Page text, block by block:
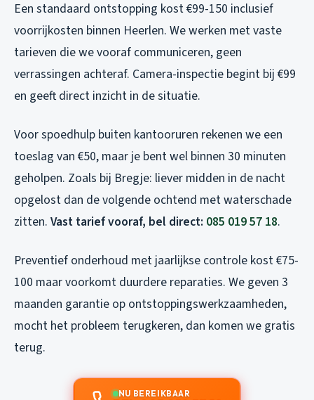
Een standaard ontstopping kost €99-150 inclusief
voorrijkosten binnen Heerlen. We werken met vaste
tarieven die we vooraf communiceren, geen
verrassingen achteraf. Camera-inspectie begint bij €99
en geeft direct inzicht in de situatie.
Voor spoedhulp buiten kantooruren rekenen we een
toeslag van €50, maar je bent wel binnen 30 minuten
geholpen. Zoals bij Bregje: liever midden in de nacht
opgelost dan de volgende ochtend met waterschade
zitten. Vast tarief vooraf, bel direct: 085 019 57 18.
Preventief onderhoud met jaarlijkse controle kost €75-
100 maar voorkomt duurdere reparaties. We geven 3
maanden garantie op ontstoppingswerkzaamheden,
mocht het probleem terugkeren, dan komen we gratis
terug.
NU BEREIKBAAR